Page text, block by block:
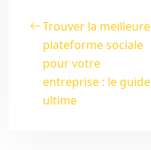
Trouver la meilleure
plateforme sociale
pour votre
entreprise : le guide
ultime